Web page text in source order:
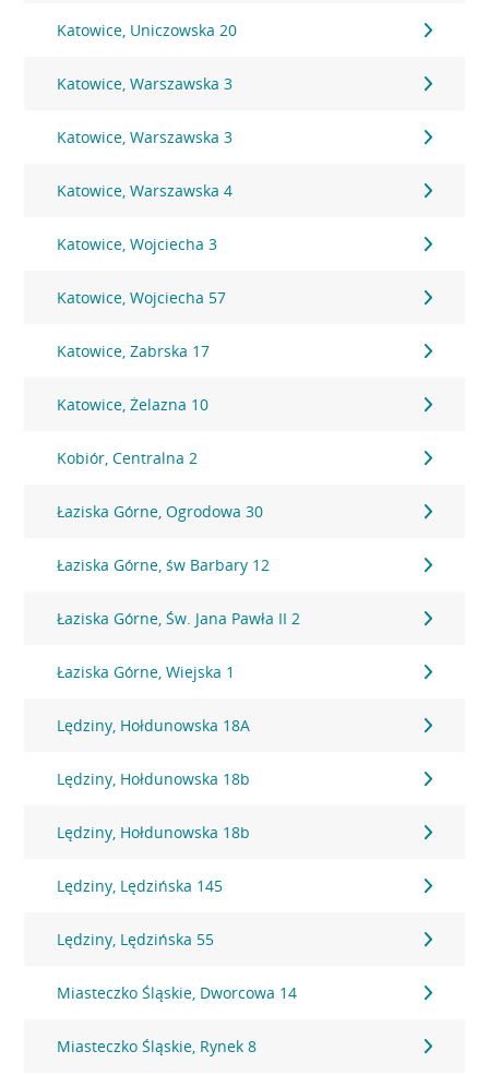
Katowice, Uniczowska 20
Katowice, Warszawska 3
Katowice, Warszawska 3
Katowice, Warszawska 4
Katowice, Wojciecha 3
Katowice, Wojciecha 57
Katowice, Zabrska 17
Katowice, Żelazna 10
Kobiór, Centralna 2
Łaziska Górne, Ogrodowa 30
Łaziska Górne, św Barbary 12
Łaziska Górne, Św. Jana Pawła II 2
Łaziska Górne, Wiejska 1
Lędziny, Hołdunowska 18A
Lędziny, Hołdunowska 18b
Lędziny, Hołdunowska 18b
Lędziny, Lędzińska 145
Lędziny, Lędzińska 55
Miasteczko Śląskie, Dworcowa 14
Miasteczko Śląskie, Rynek 8